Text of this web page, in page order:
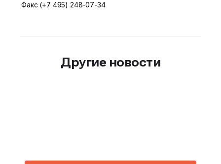
Факс (+7 495) 248-07-34
Другие новости